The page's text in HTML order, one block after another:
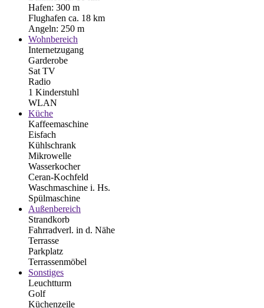
Hafen: 300 m
Flughafen ca. 18 km
Angeln: 250 m
Wohnbereich
Internetzugang
Garderobe
Sat TV
Radio
1 Kinderstuhl
WLAN
Küche
Kaffeemaschine
Eisfach
Kühlschrank
Mikrowelle
Wasserkocher
Ceran-Kochfeld
Waschmaschine i. Hs.
Spülmaschine
Außenbereich
Strandkorb
Fahrradverl. in d. Nähe
Terrasse
Parkplatz
Terrassenmöbel
Sonstiges
Leuchtturm
Golf
Küchenzeile